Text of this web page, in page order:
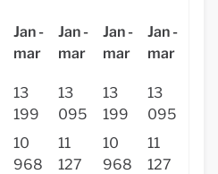
Jan -
mar
Jan -
mar
Jan -
mar
Jan -
mar
13
199
13
095
13
199
13
095
10
968
11
127
10
968
11
127